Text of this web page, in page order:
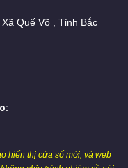
Quế Võ , Tỉnh Bắc
hiển thị cửa sổ mới, và web